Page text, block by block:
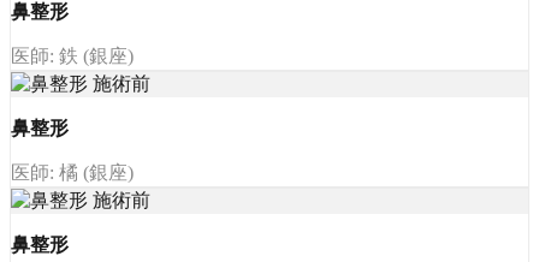
鼻整形
医師: 鉄 (銀座)
鼻整形
医師: 橘 (銀座)
鼻整形